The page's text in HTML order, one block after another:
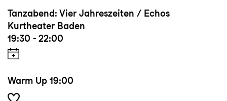
Tanzabend: Vier Jahreszeiten / Echos
Kurtheater Baden
19:30 - 22:00
Warm Up 19:00